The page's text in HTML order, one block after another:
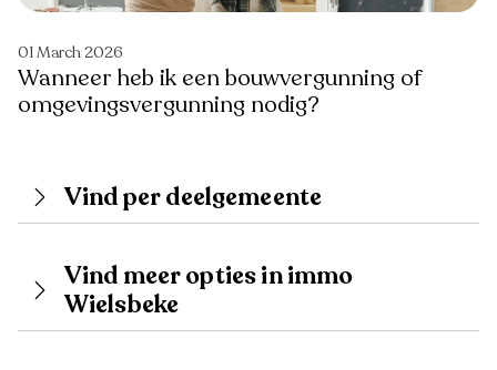
01 March 2026
Wanneer heb ik een bouwvergunning of
omgevingsvergunning nodig?
Vind per deelgemeente
Vind meer opties in immo
Wielsbeke